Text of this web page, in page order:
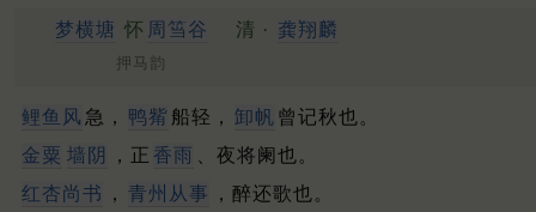
梦横塘 怀 周筜谷 清 · 龚翔麟
押马韵
鲤鱼风 急， 鸭觜 船轻， 卸帆 曾记秋也。
金粟 墙阴 ，正 香雨
、夜将阑也。
红杏尚书
， 青州 从事
，醉还歌也。